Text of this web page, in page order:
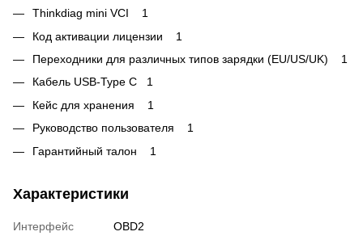
Thinkdiag mini VCI 1
Код активации лицензии 1
Переходники для различных типов зарядки (EU/US/UK) 1
Кабель USB-Type C 1
Кейс для хранения 1
Руководство пользователя 1
Гарантийный талон 1
Характеристики
Интерфейс
OBD2